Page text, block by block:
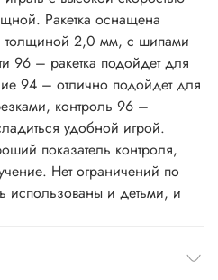
толщиной 2,0 мм, c шипами
96 – ракетка подойдет для
94 – отлично подойдет для
контроль 96 –
удобной игрой.
показатель контроля,
Нет ограничений по
использованы и детьми, и